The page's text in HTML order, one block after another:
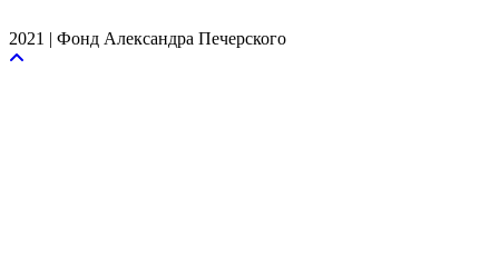
2021 | Фонд Александра Печерского